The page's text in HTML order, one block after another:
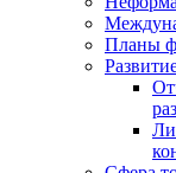
Планы